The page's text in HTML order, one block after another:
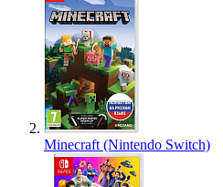
Minecraft (Nintendo Switch)